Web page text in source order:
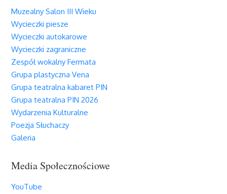
Muzealny Salon III Wieku
Wycieczki piesze
Wycieczki autokarowe
Wycieczki zagraniczne
Zespół wokalny Fermata
Grupa plastyczna Vena
Grupa teatralna kabaret PIN
Grupa teatralna PIN 2026
Wydarzenia Kulturalne
Poezja Słuchaczy
Galeria
Media Społecznościowe
YouTube